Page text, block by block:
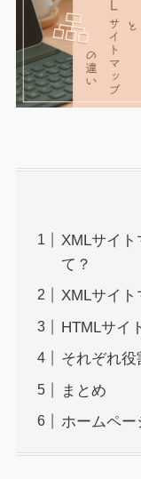
XMLサイ
て？
XMLサイト
HTMLサイ
それぞれ役
まとめ
ホームペー